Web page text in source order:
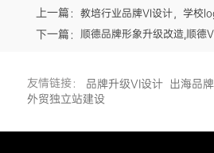
上一篇： 教培行业品牌VI设计，学校
下一篇： 顺德品牌形象升级改造,顺德
友情链接： 品牌升级VI设计 出海品
外贸独立站建设